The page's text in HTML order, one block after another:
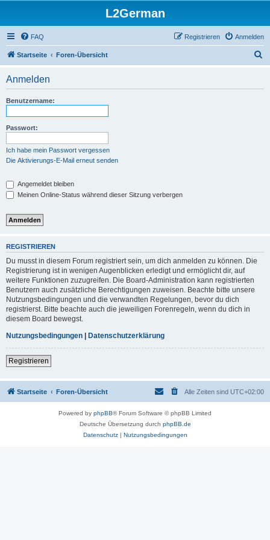
L2German
FAQ Anmelden
Registrieren
Startseite Foren-Übersicht
Anmelden
Benutzername:
Passwort:
Ich habe mein Passwort vergessen
Die Aktivierungs-E-Mail erneut senden
Angemeldet bleiben
Meinen Online-Status während dieser Sitzung verbergen
REGISTRIEREN
Du musst in diesem Forum registriert sein, um dich anmelden zu können. Die
Registrierung ist in wenigen Augenblicken erledigt und ermöglicht dir, auf
weitere Funktionen zuzugreifen. Die Board-Administration kann registrierten
Benutzern auch zusätzliche Berechtigungen zuweisen. Beachte bitte unsere
Nutzungsbedingungen und die verwandten Regelungen, bevor du dich
registrierst. Bitte beachte auch die jeweiligen Forenregeln, wenn du dich in
diesem Board bewegst.
Nutzungsbedingungen | Datenschutzerklärung
Registrieren
Startseite Foren-Übersicht Alle Zeiten sind UTC+02:00
Powered by phpBB® Forum Software © phpBB Limited
Deutsche Übersetzung durch phpBB.de
Datenschutz| Nutzungsbedingungen